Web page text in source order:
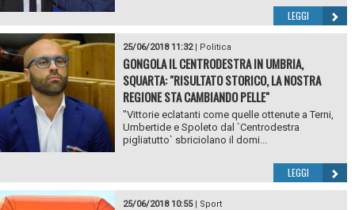
LEGGI
25/06/2018 11:32| Politica
GONGOLA IL CENTRODESTRA IN UMBRIA,
SQUARTA: "RISULTATO STORICO, LA NOSTRA
REGIONE STA CAMBIANDO PELLE"
"Vittorie eclatanti come quelle ottenute a Terni,
Umbertide e Spoleto dal `Centrodestra
pigliatutto` sbriciolano il domi...
LEGGI
25/06/2018 10:55| Sport